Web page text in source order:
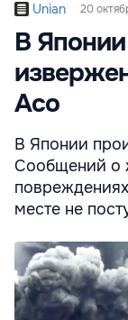
Unian 20
В
Асо
В Японии
Сообщений о
месте не